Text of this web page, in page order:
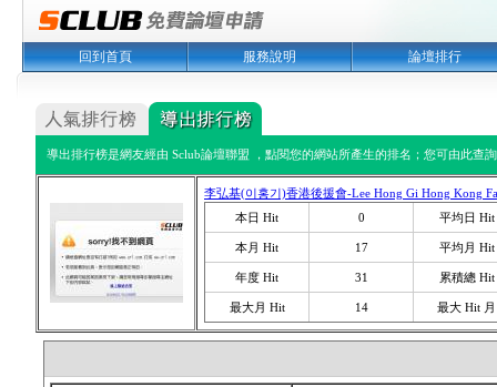
回到首頁 服務說明 論壇排行
導出排行榜是網友經由 Sclub論壇聯盟 ，點閱您的網站所產生的排名；您可由此查
李弘基(이홍기)香港後援會-Lee Hong Gi Hong Kong
本日 Hit
0 平均日 Hit
本月 Hit 17 平均月 Hit
年度 Hit 31 累積總 Hit
最大月 Hit 14 最大 Hit 月